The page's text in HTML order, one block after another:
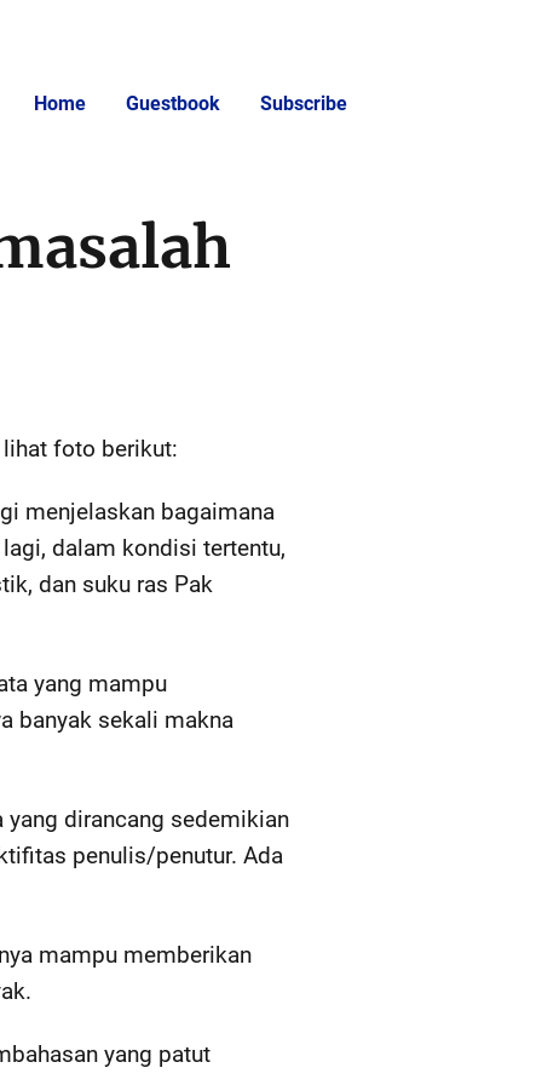
Home Guestbook Subscribe
foto berikut:
menjelaskan bagaimana
dalam kondisi tertentu,
dan suku ras Pak
yang mampu
banyak sekali makna
yang dirancang sedemikian
penulis/penutur. Ada
mampu memberikan
yang patut